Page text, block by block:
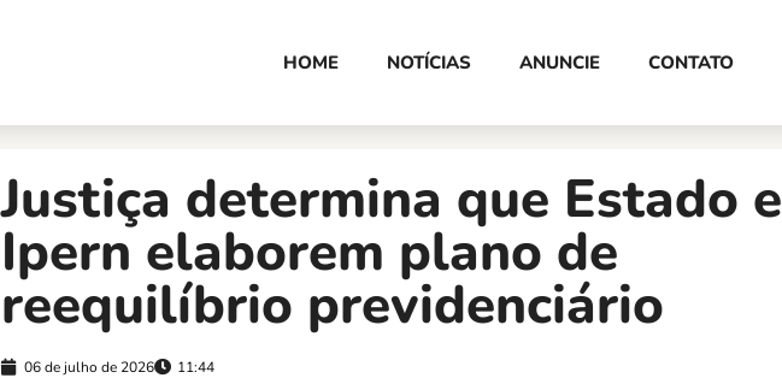
HOME NOTÍCIAS ANUNCIE CONTATO
Justiça determina que Estado e
Ipern elaborem plano de
reequilíbrio previdenciário
06 de julho de 2026 11:44